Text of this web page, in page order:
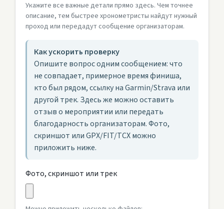
Укажите все важные детали прямо здесь. Чем точнее
описание, тем быстрее хронометристы найдут нужный
проход или передадут сообщение организаторам.
Как ускорить проверку
Опишите вопрос одним сообщением: что
не совпадает, примерное время финиша,
кто был рядом, ссылку на Garmin/Strava или
другой трек. Здесь же можно оставить
отзыв о мероприятии или передать
благодарность организаторам. Фото,
скриншот или GPX/FIT/TCX можно
приложить ниже.
Фото, скриншот или трек